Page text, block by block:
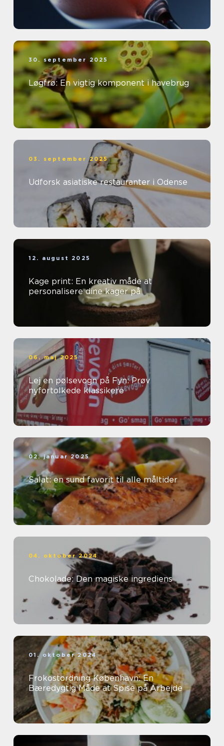
30. september 2025
Løgfrø: En vigtig komponent i havebrug
03. september 2025
Udforsk asiatiske restauranter i Odense
12. august 2025
Kage print: En kreativ måde at
personalisere dine kager på
06. maj 2025
Lej en pølsevogn på Fyn: Prøv
nyfortolkede klassikere
02. januar 2025
Salat: en sund favorit til alle måltider
04. oktober 2024
Chokolade: Den magiske ingrediens
01. oktober 2024
Frokostordning København: En
Bæredygtig Måde at Spise på Arbejde